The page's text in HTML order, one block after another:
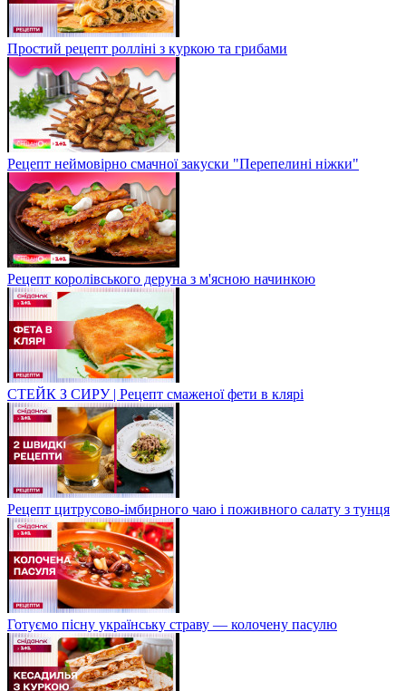
Простий рецепт ролліні з куркою та грибами
Рецепт неймовірно смачної закуски "Перепелині ніжки"
Рецепт королівського деруна з м'ясною начинкою
СТЕЙК З СИРУ | Рецепт смаженої фети в клярі
Рецепт цитрусово-імбирного чаю і поживного салату з тунця
Готуємо пісну українську страву — колочену пасулю